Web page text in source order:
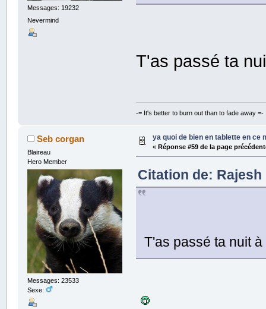
Messages: 19232
Nevermind
T'as passé ta
-= It's better to burn out than to fade away =-
Seb corgan
Blaireau
Hero Member
Messages: 23533
Sexe:
ya quoi de bien en tablette en ce
« Réponse #59 de la page
Citation de: Rajesh
T'as passé ta nuit